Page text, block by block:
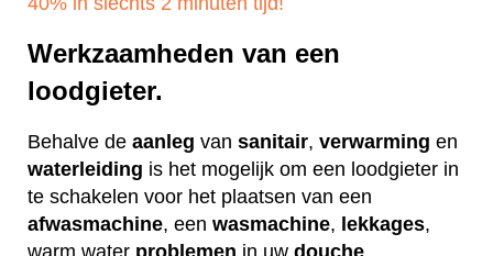
Werkzaamheden van een
loodgieter.
Behalve de aanleg van sanitair, verwarming en
waterleiding is het mogelijk om een loodgieter in
te schakelen voor het plaatsen van een
afwasmachine, een wasmachine, lekkages,